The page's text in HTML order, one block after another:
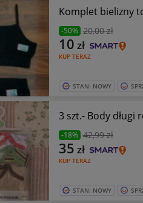
Komplet bielizny
-50% 20,00 zł
KUP TERAZ
10 zł
STAN: NOWY
3 szt.- Body długi
-18% 42,99 zł
KUP TERAZ
35 zł
STAN: NOWY